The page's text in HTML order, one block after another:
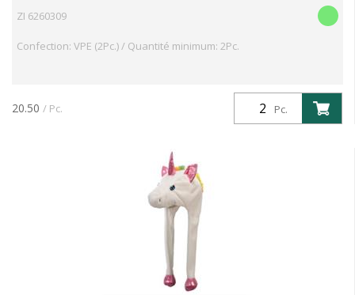
ZI 6260309
Confection: VPE (2Pc.) / Quantité minimum: 2Pc.
Pc.
20.50 / Pc.